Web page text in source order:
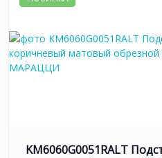
KM6060G0051RALT